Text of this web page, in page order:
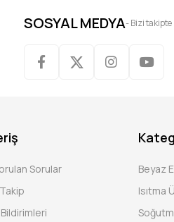
SOSYAL MEDYA- Bizi takipte
Sorular
Beyaz
Isıtma